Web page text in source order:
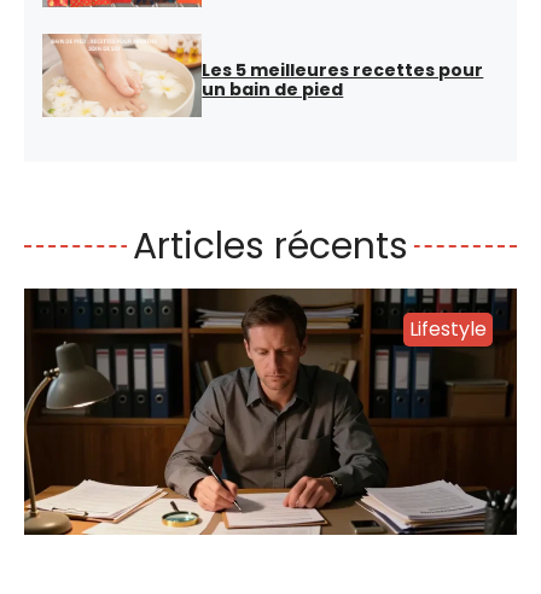
Les 5 meilleures recettes pour
un bain de pied
Articles récents
Lifestyle